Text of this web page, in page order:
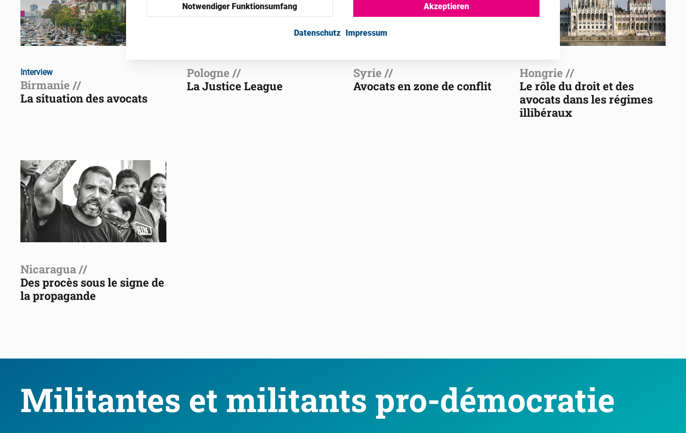
Interview
Birmanie //
La situation des avocats
Pologne //
La Justice League
Syrie //
Avocats en zone de conflit
Hongrie //
Le rôle du droit et des
avocats dans les régimes
illibéraux
Nicaragua //
Des procès sous le signe de
la propagande
Militantes et militants pro-démocratie
Notwendiger Funktionsumfang Akzeptieren
Datenschutz Impressum